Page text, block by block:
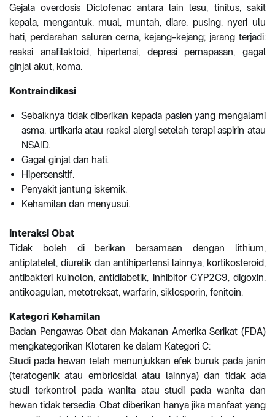
Gejala overdosis Diclofenac antara lain lesu, tinitus, sakit
kepala, mengantuk, mual, muntah, diare, pusing, nyeri ulu
hati, perdarahan saluran cerna, kejang-kejang; jarang terjadi:
reaksi anafilaktoid, hipertensi, depresi pernapasan, gagal
ginjal akut, koma.
Kontraindikasi
Sebaiknya tidak diberikan kepada pasien yang mengalami
asma, urtikaria atau reaksi alergi setelah terapi aspirin atau
NSAID.
Gagal ginjal dan hati.
Hipersensitif.
Penyakit jantung iskemik.
Kehamilan dan menyusui.
Interaksi Obat
Tidak boleh di berikan bersamaan dengan lithium,
antiplatelet, diuretik dan antihipertensi lainnya, kortikosteroid,
antibakteri kuinolon, antidiabetik, inhibitor CYP2C9, digoxin,
antikoagulan, metotreksat, warfarin, siklosporin, fenitoin.
Kategori Kehamilan
Badan Pengawas Obat dan Makanan Amerika Serikat (FDA)
mengkategorikan Klotaren ke dalam Kategori C:
Studi pada hewan telah menunjukkan efek buruk pada janin
(teratogenik atau embriosidal atau lainnya) dan tidak ada
studi terkontrol pada wanita atau studi pada wanita dan
hewan tidak tersedia. Obat diberikan hanya jika manfaat yang